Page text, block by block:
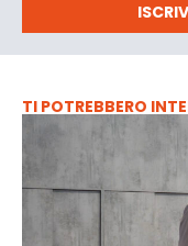
TI POTREBBERO